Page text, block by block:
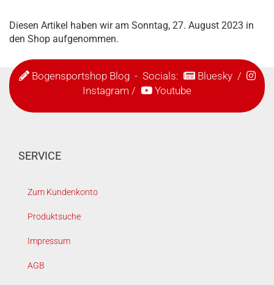
Diesen Artikel haben wir am Sonntag, 27. August 2023 in
den Shop aufgenommen.
Bogensportshop Blog- Socials: Bluesky/
Instagram / Youtube
SERVICE
Zum Kundenkonto
Produktsuche
Impressum
AGB